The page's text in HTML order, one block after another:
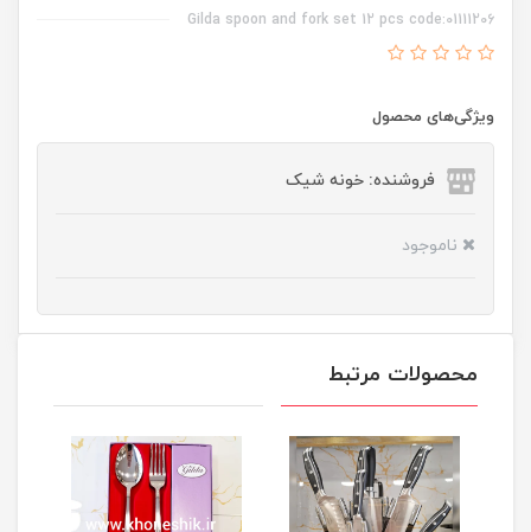
Gilda spoon and fork set 12 pcs code:01111206
ویژگی‌های محصول
فروشنده: خونه شیک
ناموجود
محصولات مرتبط